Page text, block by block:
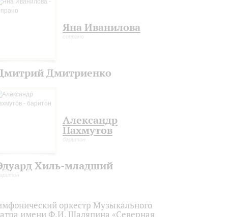
Яна Иванилова
сопрано
Дмитриенко
Александр
Пахмутов
баритон
Хиль-младший
оркестр Музыкального
имени Ф.И. Шаляпина «Северная